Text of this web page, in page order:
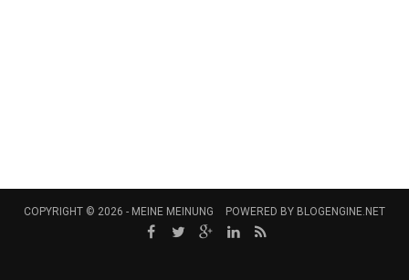
COPYRIGHT © 2026 - MEINE MEINUNG POWERED BY BLOGENGINE.NET